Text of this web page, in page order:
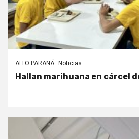
ALTO PARANÁ Noticias
Hallan marihuana en cárcel